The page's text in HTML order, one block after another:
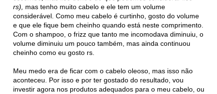
rs),
mas tenho muito cabelo e ele tem um volume
considerável. Como meu cabelo é curtinho, gosto do volume
e que ele fique bem cheinho quando está neste comprimento.
Com o shampoo, o frizz que tanto me incomodava diminuiu, o
volume diminuiu um pouco também, mas ainda continuou
cheinho como eu gosto rs.
Meu medo era de ficar com o cabelo oleoso, mas isso não
aconteceu. Por isso e por ter gostado do resultado, vou
investir agora nos produtos adequados para o meu cabelo, ou